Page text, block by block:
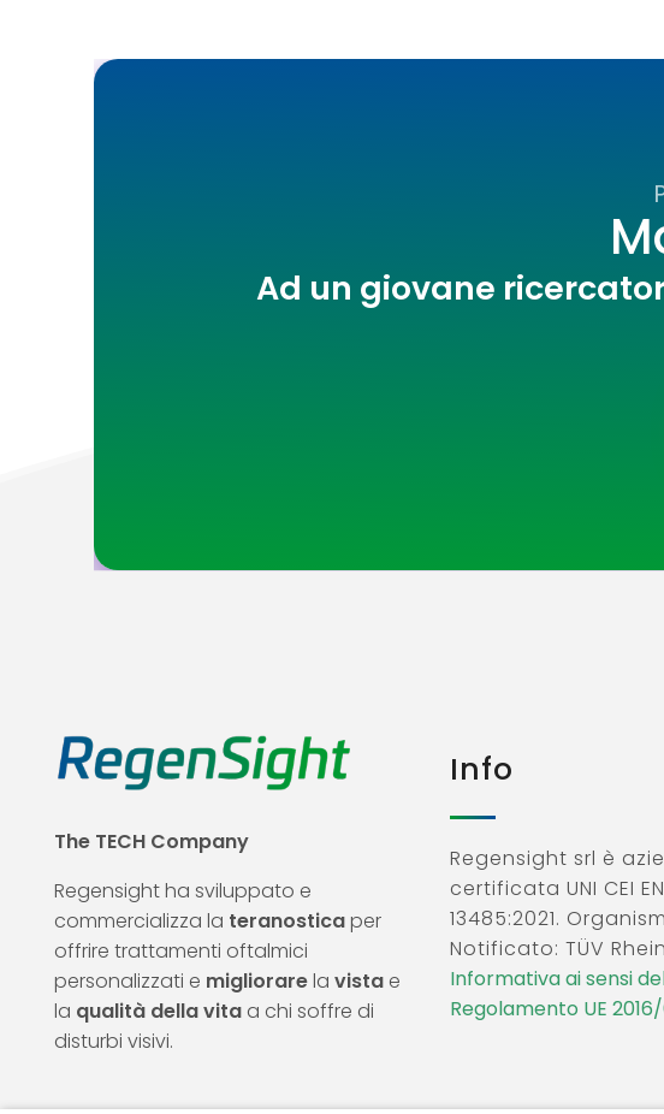
Ad un giovane
The TECH Company
Regensight ha sviluppato e
commercializza la teranosticaper
offrire trattamenti oftalmici
personalizzati e migliorarela vista e
la qualità della vita a chi soffre di
disturbi visivi.
Info
Regensight srl è
certificata UNI CEI
13485:2021.
Notificato: TÜV
Informativa ai sensi
Regolamento UE